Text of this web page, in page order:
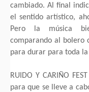
cambiado. Al final
el sentido artístico,
Pero la música
comparando al bolero
para durar para toda
RUIDO Y CARIÑO
para que se lleve a